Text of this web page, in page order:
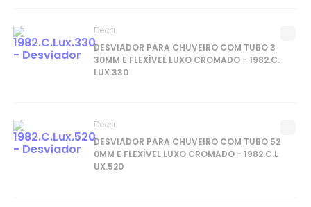
DESVIADOR PARA CHUVEIRO COM TUBO 3
30MM E FLEXÍVEL LUXO CROMADO - 1982.C.
LUX.330
Deca
DESVIADOR PARA CHUVEIRO COM TUBO 52
0MM E FLEXÍVEL LUXO CROMADO - 1982.C.L
UX.520
Deca